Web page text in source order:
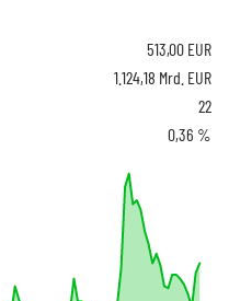
513,00 EUR
1.124,18 Mrd. EUR
22
0,36 %